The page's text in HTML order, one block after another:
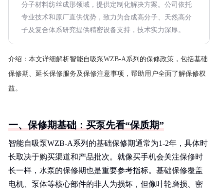
分子材料纺丝成形领域，提供定制化解决方案。公司依托
专业技术和原厂直供优势，致力为合成高分子、天然高分
子及复合体系研究提供精密设备支持，技术实力深厚。
介绍： 本文详细解析智能自吸泵WZB-A系列的保修政策，包括基础
保修期、延长保修服务及保修注意事项，帮助用户全面了解保修权
益。
一、保修期基础：买泵先看“保质期”
智能自吸泵WZB-A系列的基础保修期通常为1-2年，具体时
长取决于购买渠道和产品批次。就像买手机会关注保修时
长一样，水泵的保修期也是重要参考指标。基础保修覆盖
电机、泵体等核心部件的非人为损坏，但像叶轮磨损、密